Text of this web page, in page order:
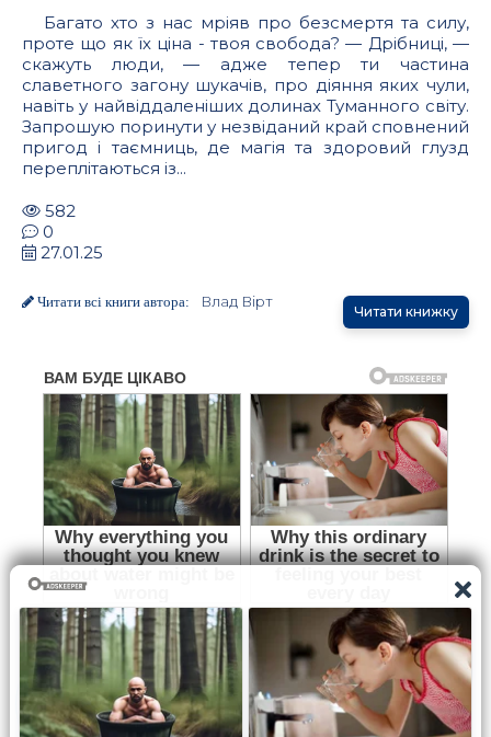
Багато хто з нас мріяв про безсмертя та силу,
проте що як їх ціна - твоя свобода? — Дрібниці, —
скажуть люди, — адже тепер ти частина
славетного загону шукачів, про діяння яких чули,
навіть у найвіддаленіших долинах Туманного світу.
Запрошую поринути у незвіданий край сповнений
пригод і таємниць, де магія та здоровий глузд
переплітаються із...
582
0
27.01.25
Читати всі книги автора: Влад Вірт
Читати книжку